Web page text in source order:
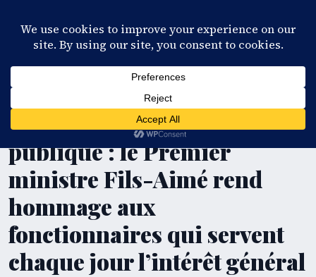
Journée de la fonction
publique : le Premier
ministre Fils-Aimé rend
hommage aux
fonctionnaires qui servent
chaque jour l’intérêt général